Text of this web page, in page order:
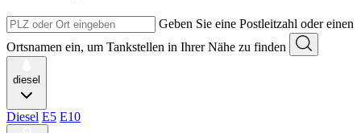
Geben Sie eine Postleitzahl oder einen
Ortsnamen ein, um Tankstellen in Ihrer Nähe zu finden
diesel
Diesel E5 E10